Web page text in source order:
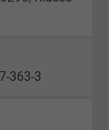
363-3